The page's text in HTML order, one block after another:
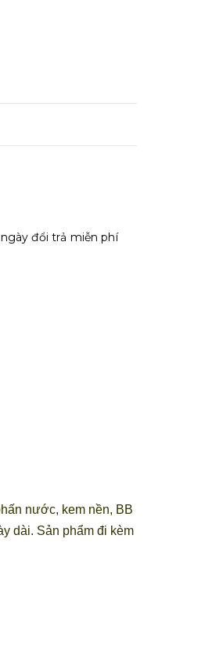
đổi trả miễn phí
nước, kem nền, BB
dài. Sản phẩm đi kèm